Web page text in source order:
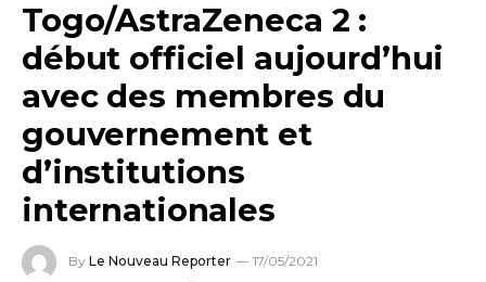
Togo/AstraZeneca 2 :
début officiel aujourd’hui
avec des membres du
gouvernement et
d’institutions
internationales
By Le Nouveau Reporter
17/05/2021